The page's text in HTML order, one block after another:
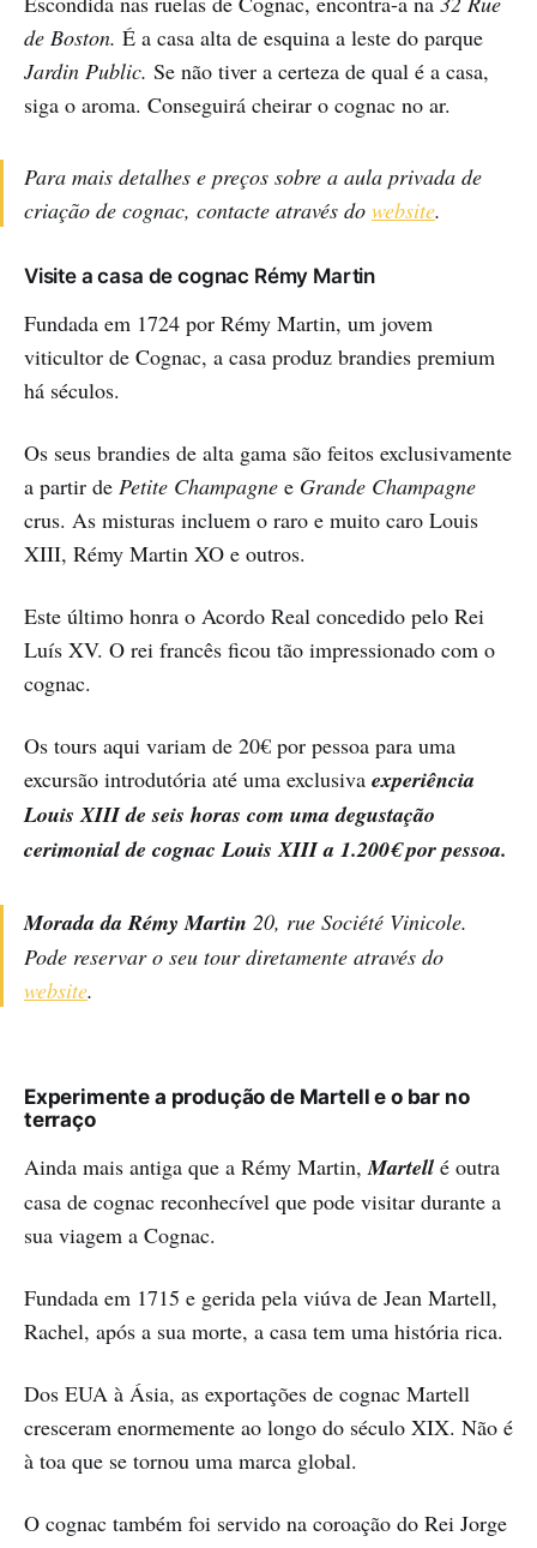
de Boston. É a casa alta de esquina a leste do parque
Jardin Public. Se não tiver a certeza de qual é a casa,
siga o aroma. Conseguirá cheirar o cognac no ar.
Para mais detalhes e preços sobre a aula privada de
criação de cognac, contacte através do website.
Visite a casa de cognac Rémy Martin
Fundada em 1724 por Rémy Martin, um jovem
viticultor de Cognac, a casa produz brandies premium
há séculos.
Os seus brandies de alta gama são feitos exclusivamente
a partir de Petite Champagne e Grande Champagne
crus. As misturas incluem o raro e muito caro Louis
XIII, Rémy Martin XO e outros.
Este último honra o Acordo Real concedido pelo Rei
Luís XV. O rei francês ficou tão impressionado com o
cognac.
Os tours aqui variam de 20€ por pessoa para uma
excursão introdutória até uma exclusiva experiência
Louis XIII de seis horas com uma degustação
cerimonial de cognac Louis XIII a 1.200€ por pessoa.
Morada da Rémy Martin 20, rue Société Vinicole.
Pode reservar o seu tour diretamente através do
website.
Experimente a produção de Martell e o bar no
terraço
Ainda mais antiga que a Rémy Martin, Martell é outra
casa de cognac reconhecível que pode visitar durante a
sua viagem a Cognac.
Fundada em 1715 e gerida pela viúva de Jean Martell,
Rachel, após a sua morte, a casa tem uma história rica.
Dos EUA à Ásia, as exportações de cognac Martell
cresceram enormemente ao longo do século XIX. Não é
à toa que se tornou uma marca global.
O cognac também foi servido na coroação do Rei Jorge